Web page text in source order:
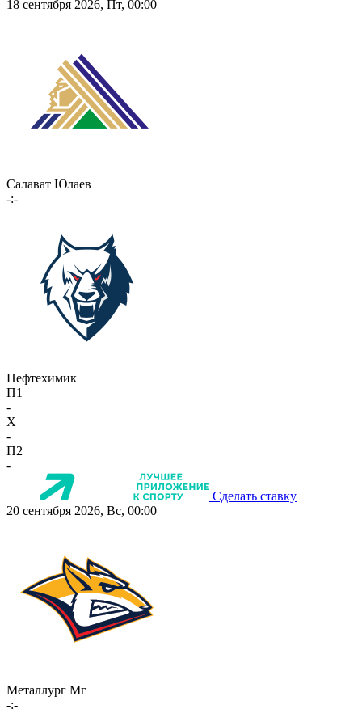
18 сентября 2026, Пт, 00:00
Салават Юлаев
-:-
Нефтехимик
П1
-
X
-
П2
-
Сделать ставку
20 сентября 2026, Вс, 00:00
Металлург Мг
-:-